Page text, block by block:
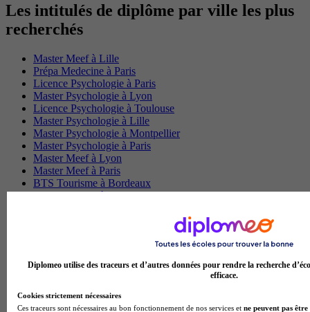
Les intitulés de diplôme par ville les plus
recherchés
Master Meef à Lille
Prépa Medecine à Paris
Licence Psychologie à Paris
Master Psychologie à Lyon
Licence Psychologie à Toulouse
Master Psychologie à Lille
Master Psychologie à Montpellier
Master Psychologie à Paris
Master Meef à Lyon
Master Meef à Paris
BTS Tourisme à Bordeaux
BTS Tourisme à Lyon
Master Psychologie à Angers
BTS Ndrc à Lyon
Diplomeo utilise des traceurs et d’autres données pour rendre la recherche
efficace.
Cookies strictement nécessaires
Ces traceurs sont nécessaires au bon fonctionnement de nos services et ne peuvent pas être